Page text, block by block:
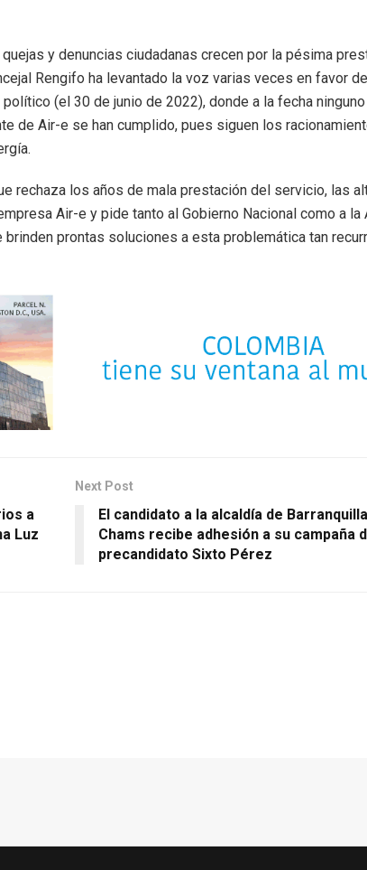
y denuncias ciudadanas crecen por la pésima
Rengifo ha levantado la voz varias veces en favor
(el 30 de junio de 2022), donde a la fecha
de Air-e se han cumplido, pues siguen los
rechaza los años de mala prestación del servicio, las
Air-e y pide tanto al Gobierno Nacional como a la
prontas soluciones a esta problemática tan
a
Luz
Next Post
El candidato a la alcaldía de
Chams recibe adhesión a su campaña
precandidato Sixto Pérez